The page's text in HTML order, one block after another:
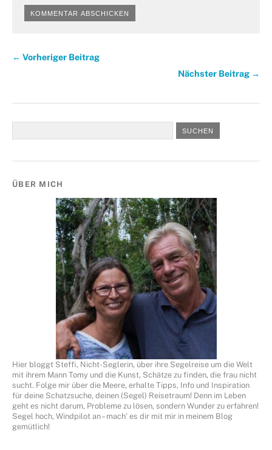
← Vorheriger Beitrag
Nächster Beitrag →
ÜBER MICH
Hier bloggt Steffi, Nicht-Seglerin, über ihre Segelreise um die Welt
mit ihrem Mann Tomy und die Kunst, Schätze zu finden, die frau nicht
sucht. Folge mir über die Meere, erhalte Tipps, Info und Inspiration
für deine Schatzsuche, deinen (Segel) Reisetraum! Denn im Leben
geht es nicht darum, Probleme zu lösen, sondern Wunder zu erfahren!
Segel hoch, Windpilot an – mach‘ es dir mit mir in meinem Blog
gemütlich!